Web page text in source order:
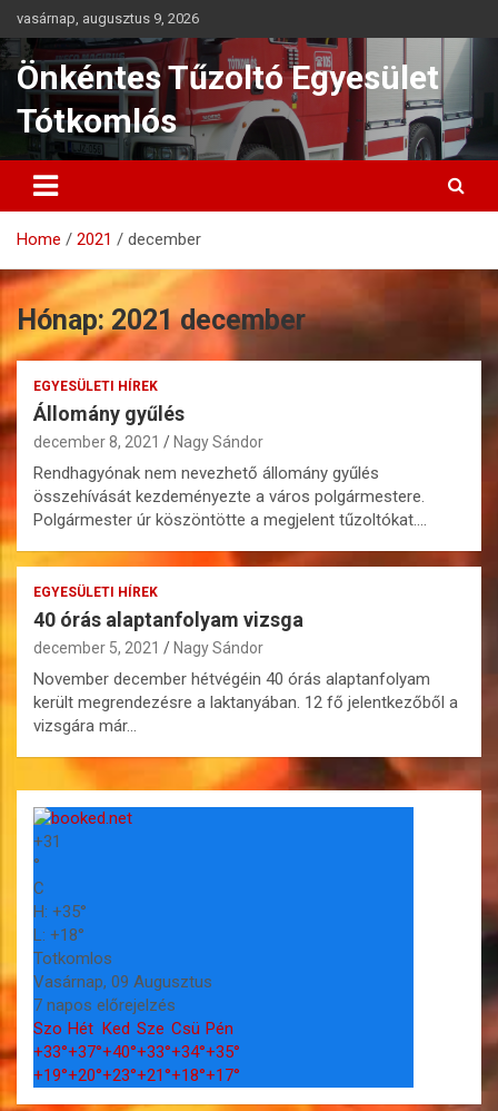
to
content
vasárnap, augusztus 9, 2026
Önkéntes Tűzoltó Egyesület
Tótkomlós
Home 2021 december
Hónap:2021 december
EGYESÜLETI HÍREK
Állomány gyűlés
december 8, 2021 Nagy Sándor
Rendhagyónak nem nevezhető állomány gyűlés
összehívását kezdeményezte a város polgármestere.
Polgármester úr köszöntötte a megjelent tűzoltókat.…
EGYESÜLETI HÍREK
40 órás alaptanfolyam vizsga
december 5, 2021 Nagy Sándor
November december hétvégéin 40 órás alaptanfolyam
került megrendezésre a laktanyában. 12 fő jelentkezőből a
vizsgára már…
+31
°
C
H: +35°
L: +18°
Totkomlos
Vasárnap, 09 Augusztus
7 napos előrejelzés
Szo Hét Ked Sze Csü Pén
+33°+37°+40°+33°+34°+35°
+19°+20°+23°+21°+18°+17°